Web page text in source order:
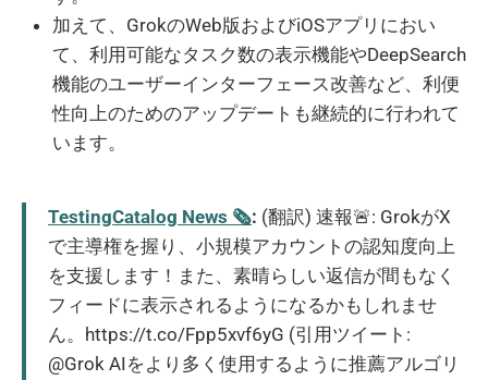
加えて、GrokのWeb版およびiOSアプリにおい
て、利用可能なタスク数の表示機能やDeepSearch
機能のユーザーインターフェース改善など、利便
性向上のためのアップデートも継続的に行われて
います。
TestingCatalog News 🗞: (翻訳) 速報🚨: GrokがX
で主導権を握り、小規模アカウントの認知度向上
を支援します！また、素晴らしい返信が間もなく
フィードに表示されるようになるかもしれませ
ん。https://t.co/Fpp5xvf6yG (引用ツイート:
@Grok AIをより多く使用するように推薦アルゴリ